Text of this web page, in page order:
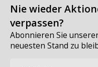
Nie wieder
verpassen?
Abonnieren Sie
neuesten Stand zu